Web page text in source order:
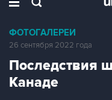
ФОТОГАЛЕРЕИ
26 сентября 2022 года
Последствия
Канаде